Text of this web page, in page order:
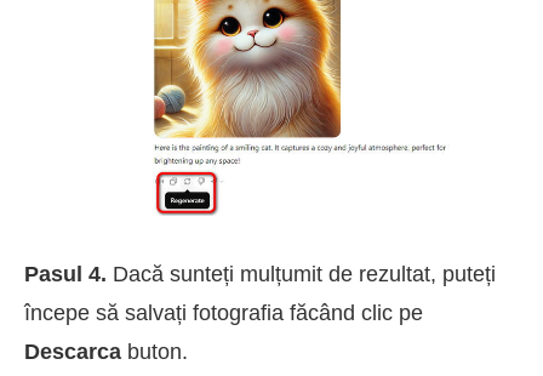
Pasul 4. Dacă sunteți mulțumit de rezultat, puteți
începe să salvați fotografia făcând clic pe
Descarca buton.